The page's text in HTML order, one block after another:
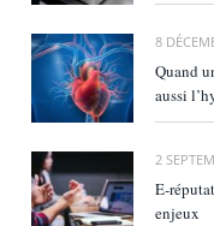
8
Quand
aussi
2
enjeux